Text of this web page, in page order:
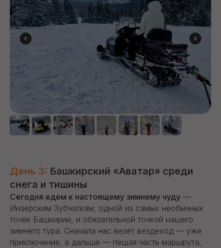
День 3: Башкирский «Аватар» среди
снега и тишины
Сегодня едем к настоящему зимнему чуду —
Инзерским Зубчаткам, одной из самых необычных
точек Башкирии, и обязательной точкой нашего
зимнего тура. Сначала нас везёт вездеход — уже
приключение, а дальше — пешая часть маршрута,